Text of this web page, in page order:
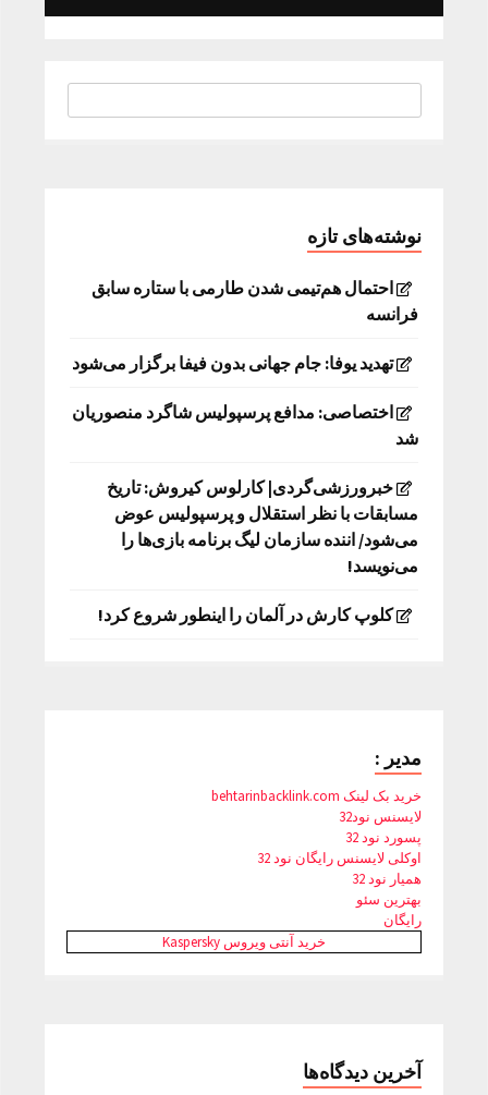
نوشته‌های تازه
احتمال هم‌تیمی شدن طارمی با ستاره سابق
فرانسه
تهدید یوفا: جام جهانی بدون فیفا برگزار می‌شود
اختصاصی: مدافع پرسپولیس شاگرد منصوریان
شد
خبرورزشی‌گردی| کارلوس کیروش: تاریخ
مسابقات با نظر استقلال و پرسپولیس عوض
می‌شود/ اننده سازمان لیگ برنامه بازی‌ها را
می‌نویسد!
کلوپ کارش در آلمان را اینطور شروع کرد!
مدیر :
خرید بک لینک behtarinbacklink.com
لایسنس نود32
پسورد نود 32
اوکلی لایسنس رایگان نود 32
همیار نود 32
بهترین سئو
رایگان
خرید آنتی ویروس Kaspersky
آخرین دیدگاه‌ها